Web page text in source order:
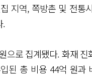
지역, 쪽방촌 및 전
.
으로 집계됐다. 화재
된 총 비용 44억 원